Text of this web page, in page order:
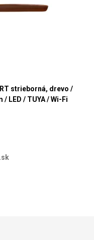
strieborná, drevo /
LED / TUYA / Wi-Fi